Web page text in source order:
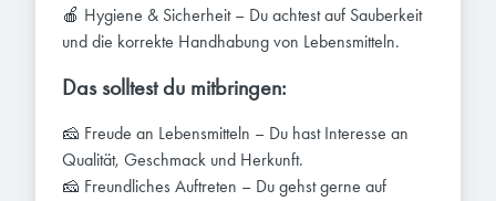
🍎 Hygiene & Sicherheit – Du achtest auf Sauberkeit
und die korrekte Handhabung von Lebensmitteln.
Das solltest du mitbringen:
🧀 Freude an Lebensmitteln – Du hast Interesse an
Qualität, Geschmack und Herkunft.
🧀 Freundliches Auftreten – Du gehst gerne auf